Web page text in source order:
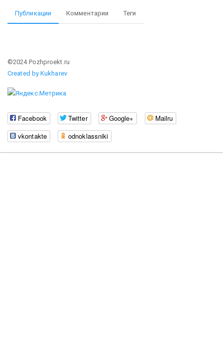
Публикации Комментарии Теги
©2024 Pozhproekt.ru
Created by Kukharev
Facebook Twitter Google+
Mailru
vkontakte
odnoklassniki